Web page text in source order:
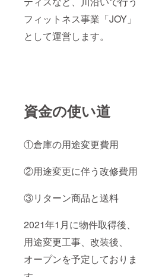
フィットネス事業「JOY」
として運営します。
資金の使い道
①倉庫の用途変更費用
②用途変更に伴う改修費用
③リターン商品と送料
2021年1月に物件取得後、
用途変更工事、改装後、
オープンを予定しておりま